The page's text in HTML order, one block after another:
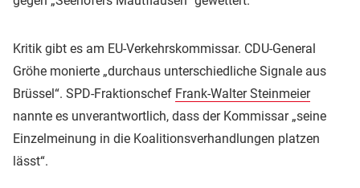
Kritik gibt es am EU-Verkehrskommissar. CDU-General
Gröhe monierte „durchaus unterschiedliche Signale aus
Brüssel“. SPD-Fraktionschef Frank-Walter Steinmeier
nannte es unverantwortlich, dass der Kommissar „seine
Einzelmeinung in die Koalitionsverhandlungen platzen
lässt“.